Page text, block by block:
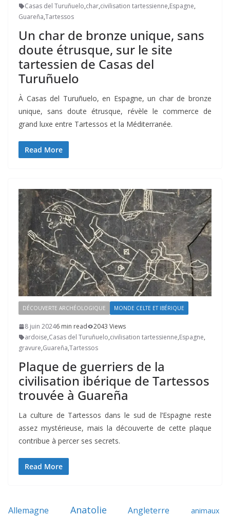
Casas del Turuñuelo,char,civilisation tartessienne,Espagne,
Guareña,Tartessos
Un char de bronze unique, sans
doute étrusque, sur le site
tartessien de Casas del
Turuñuelo
À Casas del Turuñuelo, en Espagne, un char de bronze
unique, sans doute étrusque, révèle le commerce de
grand luxe entre Tartessos et la Méditerranée.
Read More
DÉCOUVERTE ARCHÉOLOGIQUE MONDE CELTE ET IBÉRIQUE
8 juin 20246 min read
2043 Views
ardoise,Casas del Turuñuelo,civilisation tartessienne,Espagne,
gravure,Guareña,Tartessos
Plaque de guerriers de la
civilisation ibérique de Tartessos
trouvée à Guareña
La culture de Tartessos dans le sud de l’Espagne reste
assez mystérieuse, mais la découverte de cette plaque
contribue à percer ses secrets.
Read More
Allemagne Anatolie Angleterre animaux